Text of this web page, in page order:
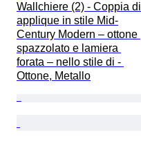
Wallchiere (2) - Coppia di
applique in stile Mid-
Century Modern – ottone
spazzolato e lamiera
forata – nello stile di -
Ottone, Metallo